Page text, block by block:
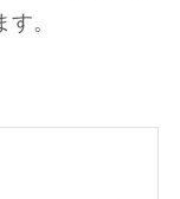
。